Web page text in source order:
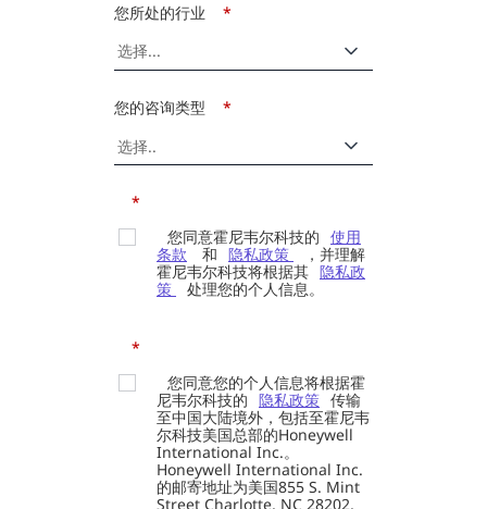
*
您所处的行业
*
您的咨询类型
*
您同意霍尼韦尔科技的 使用
条款
和 隐私政策
，并理解
霍尼韦尔科技将根据其 隐私政
策
处理您的个人信息。
*
您同意您的个人信息将根据霍
尼韦尔科技的 隐私政策 传输
至中国大陆境外，包括至霍尼韦
尔科技美国总部的Honeywell
International Inc.。
Honeywell International Inc.
的邮寄地址为美国855 S. Mint
Street Charlotte, NC 28202,